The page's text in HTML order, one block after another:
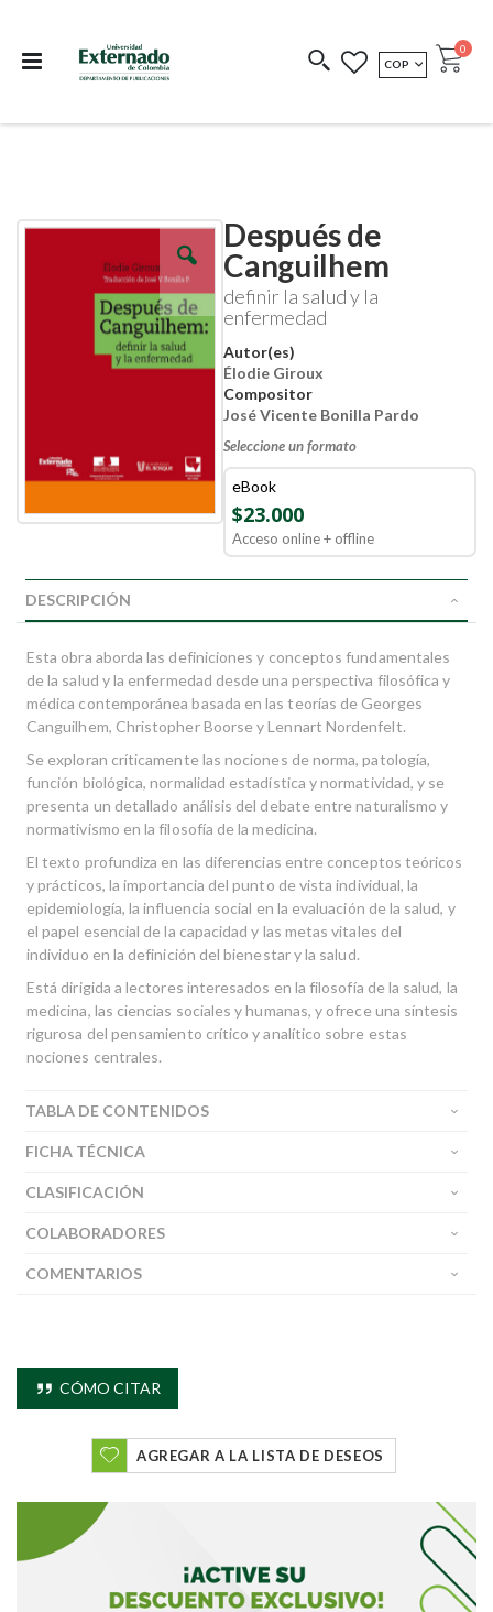
COEDICIONES REDIMIR CÓDIGO
MONEDA
COP Cart
0
Después de
Canguilhem
definir la salud y la
enfermedad
Autor(es)
Élodie Giroux
Compositor
José Vicente Bonilla Pardo
Seleccione un formato
eBook
$23.000
Acceso online + offline
Skip
Skip
DESCRIPCIÓN
Esta obra aborda las definiciones y conceptos fundamentales
de la salud y la enfermedad desde una perspectiva filosófica y
médica contemporánea basada en las teorías de Georges
Canguilhem, Christopher Boorse y Lennart Nordenfelt.
Se exploran críticamente las nociones de norma, patología,
función biológica, normalidad estadística y normatividad, y se
presenta un detallado análisis del debate entre naturalismo y
normativismo en la filosofía de la medicina.
El texto profundiza en las diferencias entre conceptos teóricos
y prácticos, la importancia del punto de vista individual, la
epidemiología, la influencia social en la evaluación de la salud, y
el papel esencial de la capacidad y las metas vitales del
individuo en la definición del bienestar y la salud.
Está dirigida a lectores interesados en la filosofía de la salud, la
medicina, las ciencias sociales y humanas, y ofrece una síntesis
rigurosa del pensamiento crítico y analítico sobre estas
nociones centrales.
TABLA DE CONTENIDOS
FICHA TÉCNICA
CLASIFICACIÓN
COLABORADORES
COMENTARIOS
CÓMO CITAR
AGREGAR A LA LISTA DE DESEOS